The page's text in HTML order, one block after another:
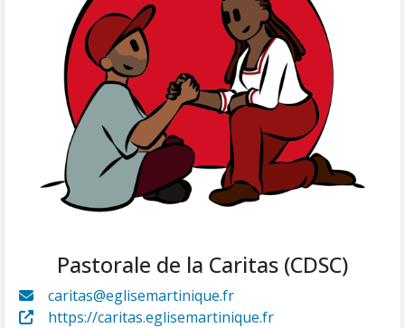
Pastorale de la Caritas (CDSC)
caritas@eglisemartinique.fr
https://caritas.eglisemartinique.fr